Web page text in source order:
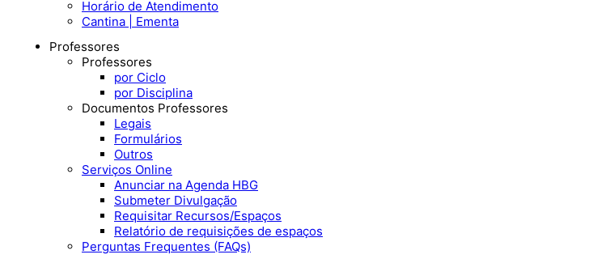
Horário de Atendimento
Cantina | Ementa
Professores
Professores
por Ciclo
por Disciplina
Documentos Professores
Legais
Formulários
Outros
Serviços Online
Anunciar na Agenda HBG
Submeter Divulgação
Requisitar Recursos/Espaços
Relatório de requisições de espaços
Perguntas Frequentes (FAQs)